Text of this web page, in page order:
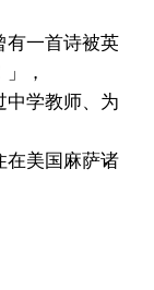
有一首诗被英
，
中学教师、为
在美国麻萨诸